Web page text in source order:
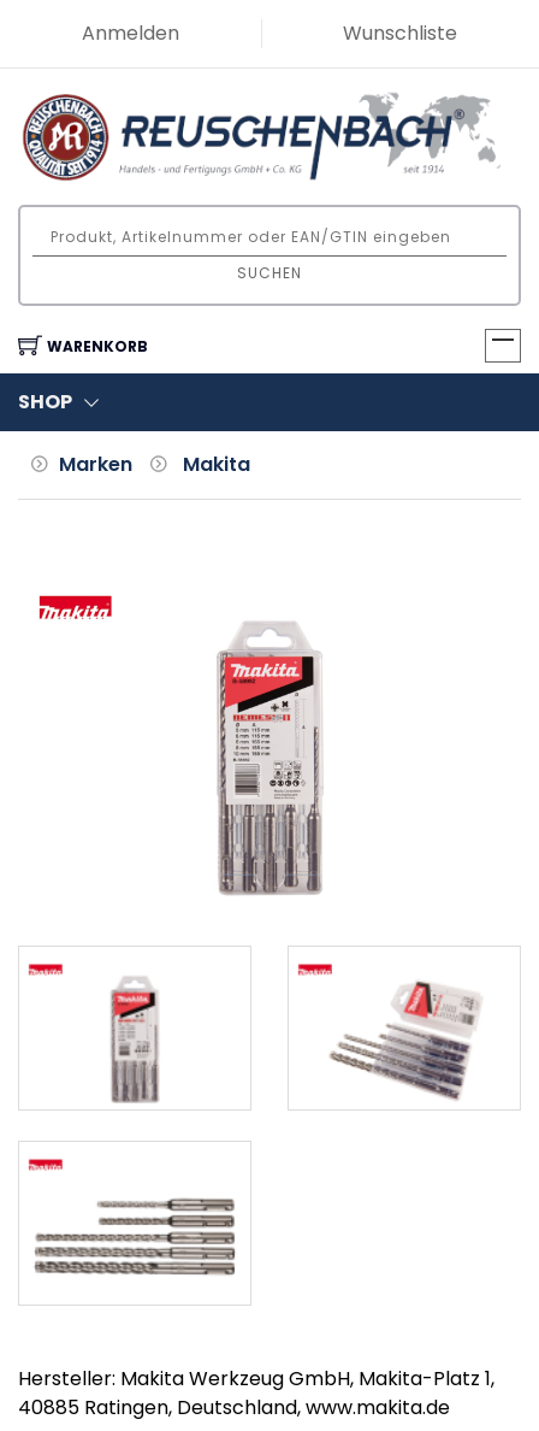
Anmelden Wunschliste
SUCHEN
WARENKORB
SHOP
Marken Makita
Hersteller: Makita Werkzeug GmbH, Makita-Platz 1,
40885 Ratingen, Deutschland, www.makita.de